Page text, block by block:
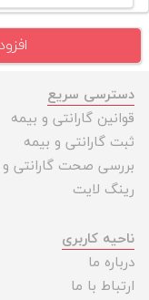
دسترسی سریع
قوانین گارانتی و بیمه
ثبت گارانتی و بیمه
بررسی صحت گارانتی و
رینگ لایت
ناحیه کاربری
درباره ما
ارتباط با ما